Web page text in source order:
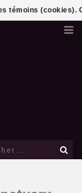
témoins